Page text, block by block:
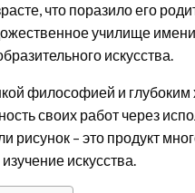
что поразило его
училище
искусства.
философией и
своих работ через
рисунок – это продукт
искусства.